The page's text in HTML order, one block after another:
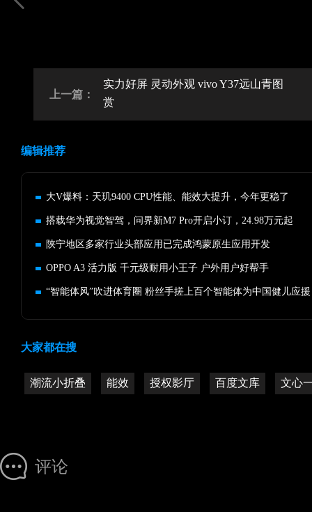
上一篇：
实力好屏 灵动外观 vivo Y37远山青图
赏
编辑推荐
大V爆料：天玑9400 CPU性能、能效大提升，今年更稳了
搭载华为视觉智驾，问界新M7 Pro开启小订，24.98万元起
陕宁地区多家行业头部应用已完成鸿蒙原生应用开发
OPPO A3 活力版 千元级耐用小王子 户外用户好帮手
“智能体风”吹进体育圈 粉丝手搓上百个智能体为中国健儿应援
大家都在搜
潮流小折叠 能效 授权影厅 百度文库 文心
评论